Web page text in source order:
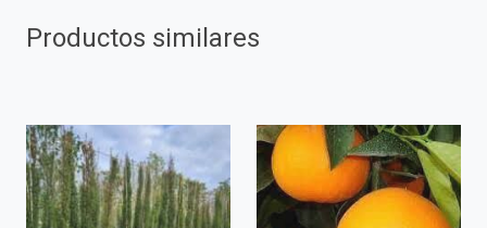
Productos similares